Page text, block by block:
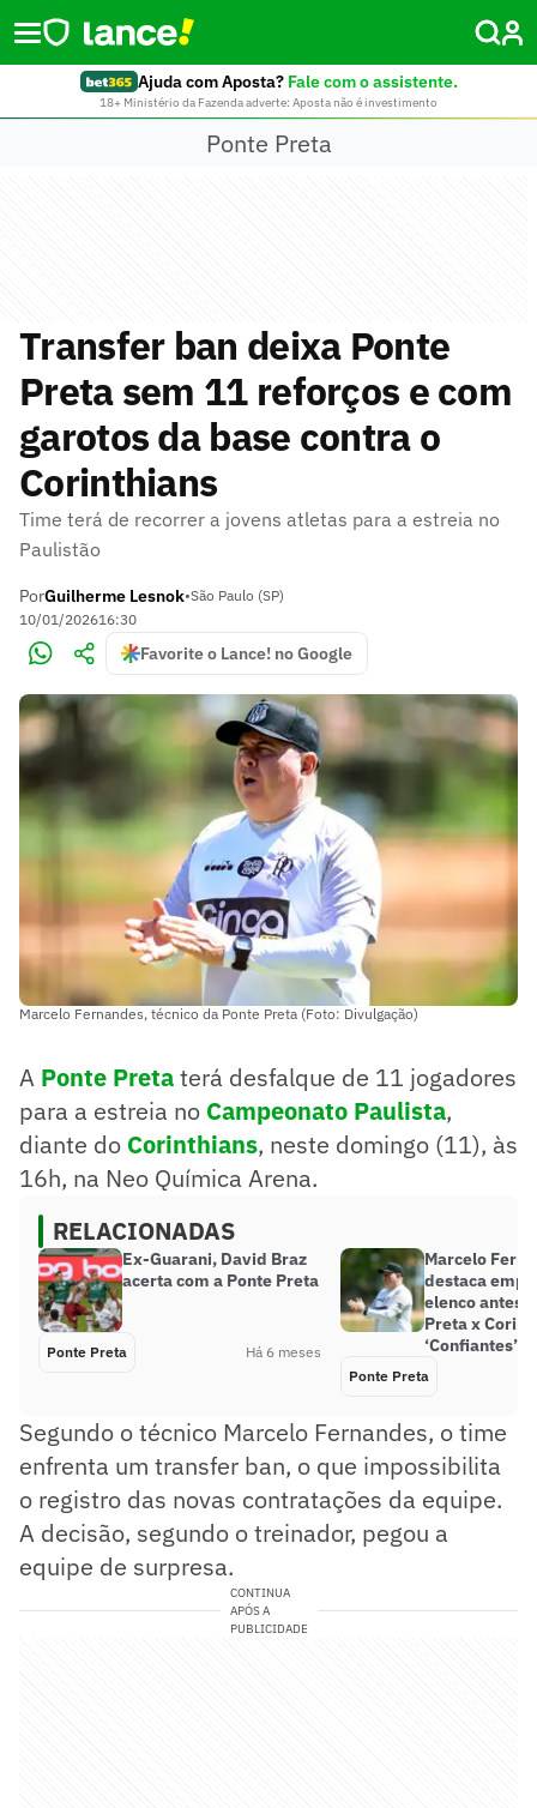
Ajuda com Aposta? Fale com o assistente.
18+ Ministério da Fazenda adverte: Aposta não é investimento
Ponte Preta
Transfer ban deixa Ponte
Preta sem 11 reforços e com
garotos da base contra o
Corinthians
Time terá de recorrer a jovens atletas para a estreia no
Paulistão
PorGuilherme Lesnok•São Paulo (SP)
10/01/202616:30
Favorite o Lance! no Google
Marcelo Fernandes, técnico da Ponte Preta (Foto: Divulgação)
A Ponte Pretaterá desfalque de 11 jogadores
para a estreia no Campeonato Paulista,
diante do Corinthians, neste domingo (11), às
16h, na Neo Química Arena.
RELACIONADAS
Ex-Guarani, David Braz
acerta com a Ponte Preta
Ponte Preta Há 6 meses
Marcelo
destaca
elenco antes
Preta x
‘Confiantes’
Ponte Preta
Segundo o técnico Marcelo Fernandes, o time
enfrenta um transfer ban, o que impossibilita
o registro das novas contratações da equipe.
A decisão, segundo o treinador, pegou a
equipe de surpresa.
CONTINUA
APÓS A
PUBLICIDADE